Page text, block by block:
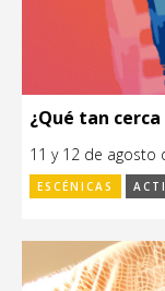
¿Qué tan
11 y 12 de agosto
ESCÉNICAS